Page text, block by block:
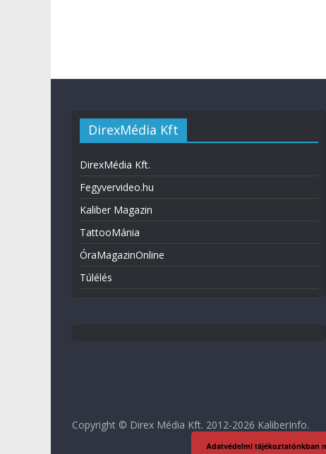
DirexMédia Kft
DirexMédia Kft.
Fegyvervideo.hu
Kaliber Magazin
TattooMánia
ÓraMagazinOnline
Túlélés
Copyright © Direx Média Kft. 2012-2026 KaliberInfo.
Adatvédelmi tájékoztatónkban